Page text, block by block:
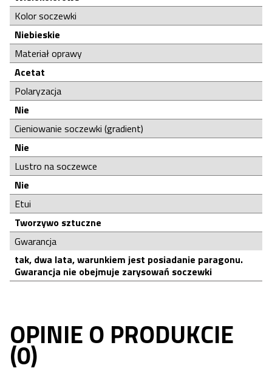
Kolor soczewki
Niebieskie
Materiał oprawy
Acetat
Polaryzacja
Nie
Cieniowanie soczewki (gradient)
Nie
Lustro na soczewce
Nie
Etui
Tworzywo sztuczne
Gwarancja
tak, dwa lata, warunkiem jest posiadanie paragonu.
Gwarancja nie obejmuje zarysowań soczewki
OPINIE O PRODUKCIE
(0)